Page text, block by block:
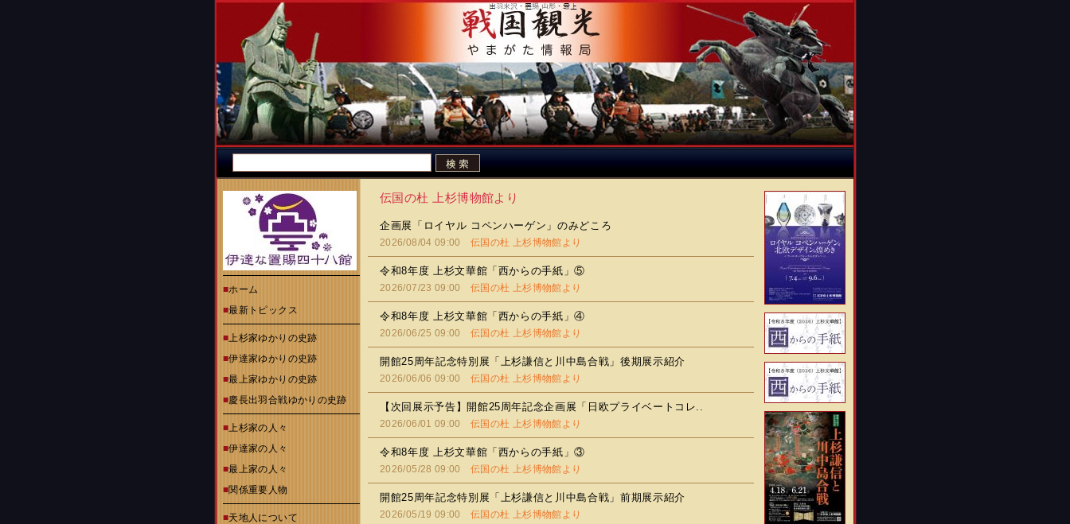
■ホーム
■最新トピックス
■上杉家ゆかりの史跡
■伊達家ゆかりの史跡
■最上家ゆかりの史跡
■慶長出羽合戦ゆかりの史跡
■上杉家の人々
■伊達家の人々
■最上家の人々
■関係重要人物
■天地人について
伝国の杜 上杉博物館より
企画展「ロイヤル コペンハーゲン」のみどころ
2026/08/04 09:00伝国の杜 上杉博物館より
令和8年度 上杉文華館「西からの手紙」⑤
2026/07/23 09:00伝国の杜 上杉博物館より
令和8年度 上杉文華館「西からの手紙」④
2026/06/25 09:00伝国の杜 上杉博物館より
開館25周年記念特別展「上杉謙信と川中島合戦」後期展示紹介
2026/06/06 09:00伝国の杜 上杉博物館より
【次回展示予告】開館25周年記念企画展「日欧プライベートコレ..
2026/06/01 09:00伝国の杜 上杉博物館より
令和8年度 上杉文華館「西からの手紙」③
2026/05/28 09:00伝国の杜 上杉博物館より
開館25周年記念特別展「上杉謙信と川中島合戦」前期展示紹介
2026/05/19 09:00伝国の杜 上杉博物館より